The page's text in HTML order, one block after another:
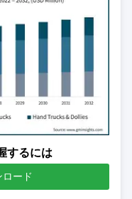
するには
ード